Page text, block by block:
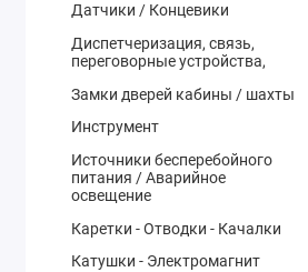
Датчики / Концевики
Диспетчеризация, связь,
переговорные устройства,
Замки дверей кабины / шахты
Инструмент
Источники бесперебойного
питания / Аварийное
освещение
Каретки - Отводки - Качалки
Катушки - Электромагнит